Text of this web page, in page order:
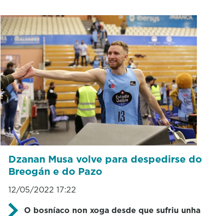
Dzanan Musa volve para despedirse do
Breogán e do Pazo
12/05/2022 17:22
O bosníaco non xoga desde que sufriu unha